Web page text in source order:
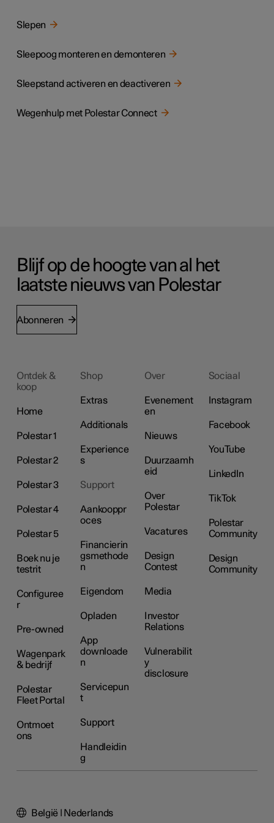
Slepen
Sleepoog monteren en demonteren
Sleepstand activeren en deactiveren
Wegenhulp met Polestar Connect
Blijf op de hoogte van al het
laatste nieuws van Polestar
Abonneren
Ontdek &
koop
Home
Polestar 1
Polestar 2
Polestar 3
Polestar 4
Polestar 5
Boek nu je
testrit
Configuree
r
Pre-owned
Wagenpark
& bedrijf
Polestar
Fleet Portal
Ontmoet
ons
Shop
Extras
Additionals
Experience
s
Support
Aankooppr
oces
Financierin
gsmethode
n
Eigendom
Opladen
App
downloade
n
Servicepun
t
Support
Handleidin
g
Over
Evenement
en
Nieuws
Duurzaamh
eid
Over
Polestar
Vacatures
Design
Contest
Media
Investor
Relations
Vulnerabilit
y
disclosure
Sociaal
Instagram
Facebook
YouTube
LinkedIn
TikTok
Polestar
Community
Design
Community
België | Nederlands